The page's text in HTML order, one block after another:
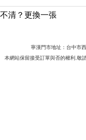
清？更換一張
寧漢門市地址
網站保留接受訂